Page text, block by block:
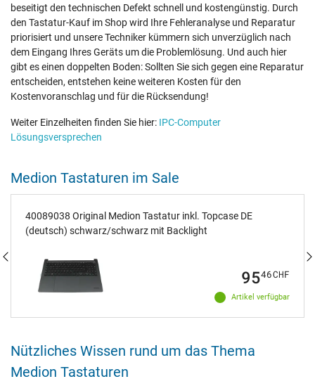
beseitigt den technischen Defekt schnell und kostengünstig. Durch
den Tastatur-Kauf im Shop wird Ihre Fehleranalyse und Reparatur
priorisiert und unsere Techniker kümmern sich unverzüglich nach
dem Eingang Ihres Geräts um die Problemlösung. Und auch hier
gibt es einen doppelten Boden: Sollten Sie sich gegen eine Reparatur
entscheiden, entstehen keine weiteren Kosten für den
Kostenvoranschlag und für die Rücksendung!
Weiter Einzelheiten finden Sie hier: IPC-Computer
Lösungsversprechen
Medion Tastaturen im Sale
40089038 Original Medion Tastatur inkl. Topcase DE
(deutsch) schwarz/schwarz mit Backlight
Artikel verfügbar
9546CHF
Nützliches Wissen rund um das Thema
Medion Tastaturen